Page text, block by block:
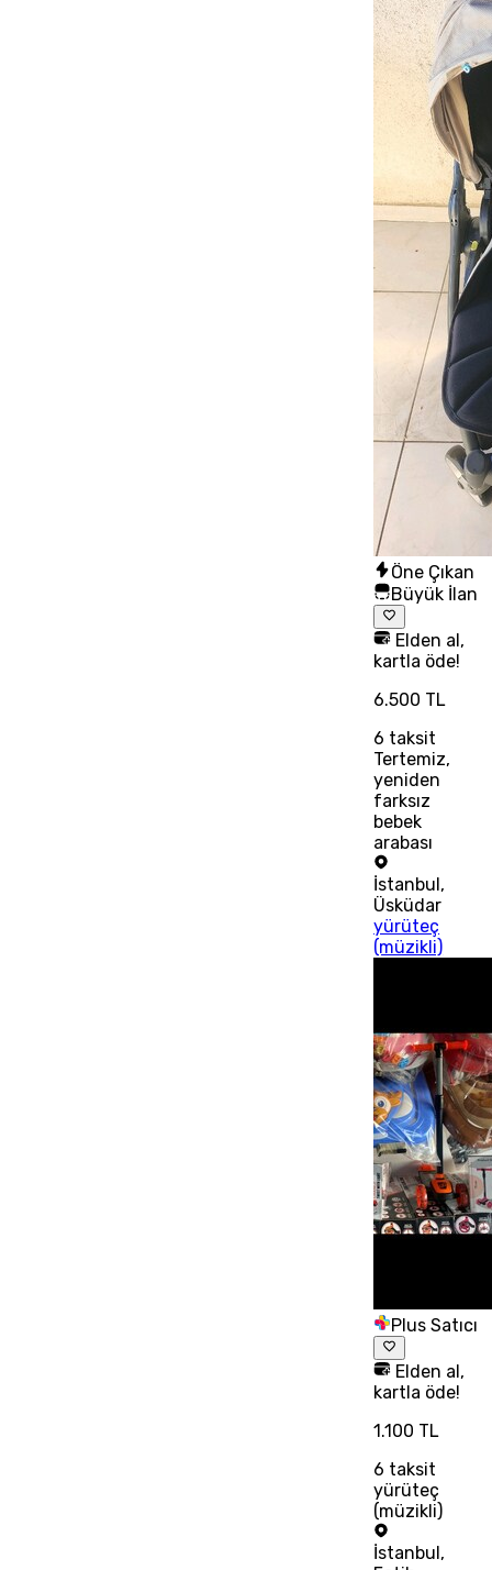
Öne Çıkan
Büyük İlan
Elden al,
kartla öde!
6.500 TL
6 taksit
Tertemiz,
yeniden
farksız
bebek
arabası
İstanbul,
Üsküdar
yürüteç
(müzikli)
Plus Satıcı
Elden al,
kartla öde!
1.100 TL
6 taksit
yürüteç
(müzikli)
İstanbul ,